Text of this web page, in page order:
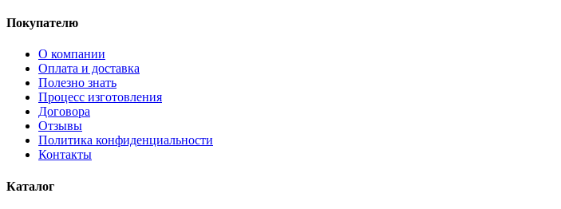
Покупателю
О компании
Оплата и доставка
Полезно знать
Процесс изготовления
Договора
Отзывы
Политика конфиденциальности
Контакты
Каталог